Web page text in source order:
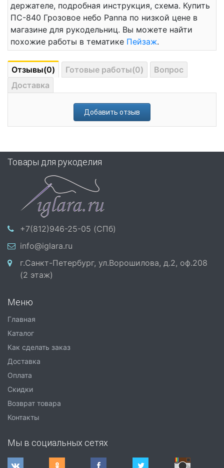
держателе, подробная инструкция, схема. Купить
ПС-840 Грозовое небо Panna по низкой цене в
магазине для рукодельниц. Вы можете найти
похожие работы в тематике Пейзаж.
Отзывы(0) Готовые работы(0)
Вопрос
Доставка
Добавить отзыв
Товары для рукоделия
+7(812)946-25-05 (СПб)
info@iglara.ru
г.Санкт-Петербург, ул.Ворошилова, д.2, оф.208
(2 этаж)
Меню
Главная
Каталог
Как сделать заказ
Доставка
Оплата
Скидки
Возврат товара
Контакты
Мы в социальных сетях